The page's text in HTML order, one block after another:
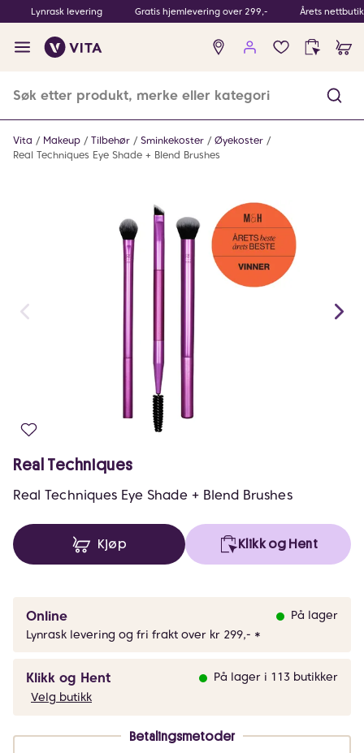
Lynrask levering Gratis hjemlevering over 299,- Årets
Ingen
produkter
Vita Makeup Tilbehør Sminkekoster
Øyekoster
Real Techniques Eye Shade + Blend Brushes
Real Techniques
Real Techniques Eye Shade + Blend Brushes
Kjøp Klikk og Hent
Online
På lager
Lynrask levering og fri frakt over kr 299,- *
Klikk og Hent
På lager i 113 butikker
Velg butikk
Betalingsmetoder